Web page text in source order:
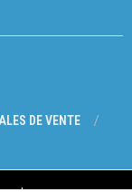
DE VENTE